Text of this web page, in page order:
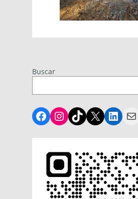
Buscar
Facebook
Instagram
TikTok
X